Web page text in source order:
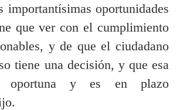
importantísimas oportunidades
que ver con el cumplimiento
y de que el ciudadano
tiene una decisión, y que esa
oportuna y es en plazo